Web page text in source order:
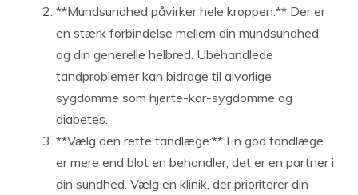
**Mundsundhed påvirker hele kroppen:** Der er
en stærk forbindelse mellem din mundsundhed
og din generelle helbred. Ubehandlede
tandproblemer kan bidrage til alvorlige
sygdomme som hjerte-kar-sygdomme og
diabetes.
**Vælg den rette tandlæge:** En god tandlæge
er mere end blot en behandler; det er en partner i
din sundhed. Vælg en klinik, der prioriterer din